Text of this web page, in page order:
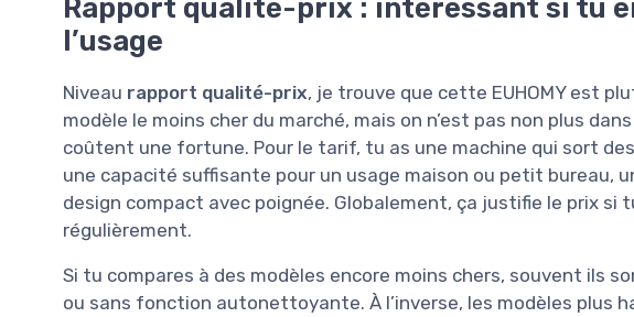
Rapport qualité-prix : intéressant si tu
l’usage
Niveau rapport qualité-prix, je trouve que cette EUHOMY est
modèle le moins cher du marché, mais on n’est pas non plus
coûtent une fortune. Pour le tarif, tu as une machine qui sort
une capacité suffisante pour un usage maison ou petit bureau,
design compact avec poignée. Globalement, ça justifie le prix si
régulièrement.
Si tu compares à des modèles encore moins chers, souvent ils
ou sans fonction autonettoyante. À l’inverse, les modèles plus